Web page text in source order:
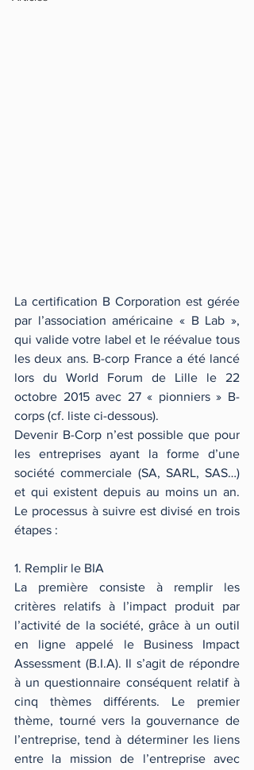
La certification B Corporation est gérée
par l’association américaine « B Lab »,
qui valide votre label et le réévalue tous
les deux ans. B-corp France a été lancé
lors du World Forum de Lille le 22
octobre 2015 avec 27 « pionniers » B-
corps (cf. liste ci-dessous).
Devenir B-Corp n’est possible que pour
les entreprises ayant la forme d’une
société commerciale (SA, SARL, SAS…)
et qui existent depuis au moins un an.
Le processus à suivre est divisé en trois
étapes :
1. Remplir le BIA
La première consiste à remplir les
critères relatifs à l’impact produit par
l’activité de la société, grâce à un outil
en ligne appelé le Business Impact
Assessment (B.I.A). Il s’agit de répondre
à un questionnaire conséquent relatif à
cinq thèmes différents. Le premier
thème, tourné vers la gouvernance de
l’entreprise, tend à déterminer les liens
entre la mission de l’entreprise avec